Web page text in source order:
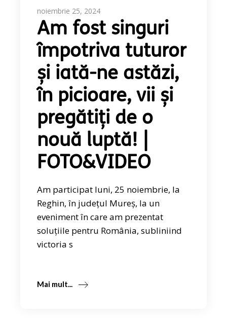
noiembrie 25, 2024
Am fost singuri
împotriva tuturor
și iată-ne astăzi,
în picioare, vii și
pregătiți de o
nouă luptă! |
FOTO&VIDEO
Am participat luni, 25 noiembrie, la
Reghin, în județul Mureș, la un
eveniment în care am prezentat
soluțiile pentru România, subliniind
victoria s
Mai mult...